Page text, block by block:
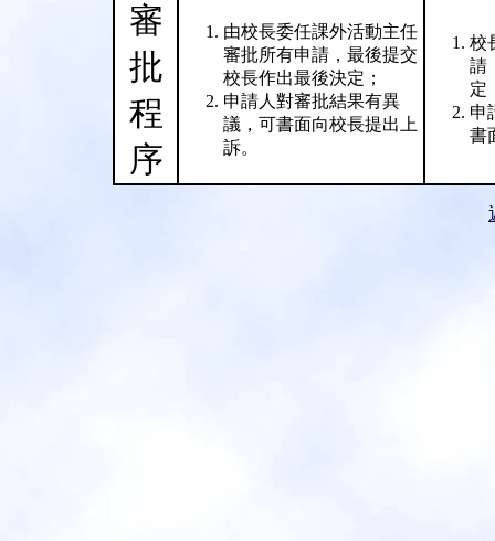
審
批
程
序
由校長委任課外活動主任
審批所有申請，最後提交
校長作出最後決定；
申請人對審批結果有異
議，可書面向校長提出上
訴。
校
請
定
申
書